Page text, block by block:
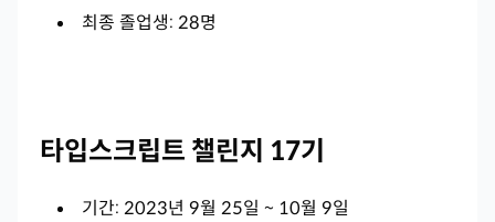
최종 졸업생: 28명
타입스크립트 챌린지 17기
기간: 2023년 9월 25일 ~ 10월 9일